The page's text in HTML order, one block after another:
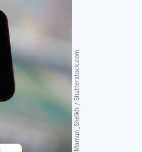
Mamun_Sheikh / Shutterstock.com